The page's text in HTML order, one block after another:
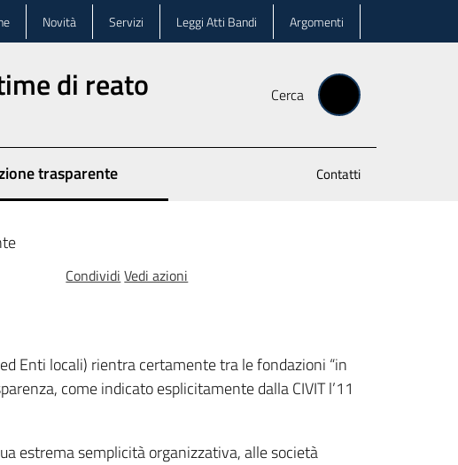
Novità Servizi Leggi Atti Bandi Argomenti
di reato Cerca
trasparente Contatti
Condividi Vedi azioni
Enti locali) rientra certamente tra le fondazioni “in
come indicato esplicitamente dalla CIVIT l’11
estrema semplicità organizzativa, alle società